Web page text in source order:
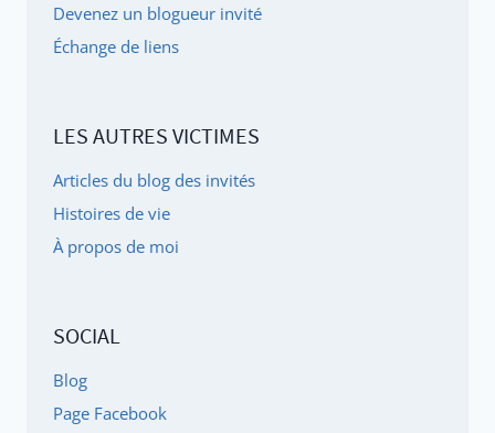
PAS...
Devenez un blogueur invité
Échange de liens
LES AUTRES VICTIMES
Articles du blog des invités
Histoires de vie
À propos de moi
SOCIAL
Blog
Page Facebook